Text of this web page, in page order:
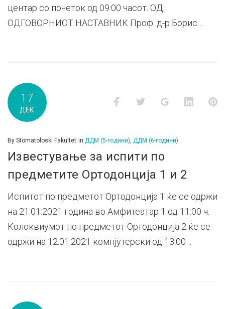
центар со почеток од 09:00 часот. ОД
ОДГОВОРНИОТ НАСТАВНИК Проф. д-р Борис…
17
ДЕК
FacebookTwitter Google+
By Stomatoloski Fakultet in ДДМ (5-години), ДДМ (6-години)
Известување за испити по
предметите Ортодонција 1 и 2
Испитот по предметот Ортодонција 1 ќе се одржи
на 21.01.2021 година во Амфитеатар 1 од 11:00 ч.
Колоквиумот по предметот Ортодонција 2 ќе се
одржи на 12.01.2021 компјутерски од 13:00…